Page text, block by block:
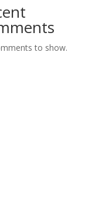
to show.